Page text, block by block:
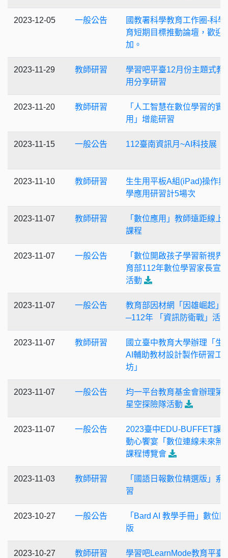
2023-12-05 一般公告
國教署科學教育工作圈-科學
育短期目標推動論壇，歡迎
加。
2023-11-29 教師研習
學習吧平臺12月份主題式教
用分享研習
2023-11-20 教師研習
「人工智慧在數位學習的實
用」增能研習
2023-11-15 一般公告 112臺南資訊月~AI科技展
2023-11-10 教師研習
生生用平板A組(iPad)操作與
學應用研習計5場次
2023-11-07 教師研習
「數位應用」教師遠距線上
課程
2023-11-07 一般公告
「數位開啟孩子學習新視界
育部112年數位學習家長宣
活動
2023-11-07 一般公告
教育部因材網「因雄崛起」
─112年 「資訊防衛戰」活動
2023-11-07 教師研習
國立臺中教育大學辦理「生
AI輔助教材設計製作研習工
坊」
2023-11-07 一般公告
均一平台教育基金會辦理第
星空探險隊活動
2023-11-07 一般公告
2023臺中EDU-BUFFET課
動心饗宴「數位連線未來無
課程博覽會
2023-11-03 教師研習
「國語日報數位精選版」系
習
2023-10-27 一般公告
「Bard AI 教學手冊」數位
版
2023-10-27 教師研習
學習吧LearnMode教育平臺